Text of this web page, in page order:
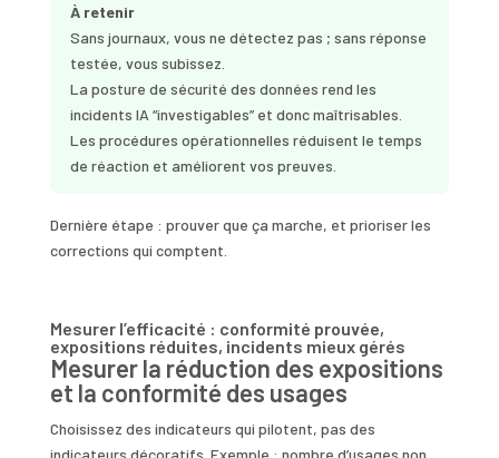
À retenir
Sans journaux, vous ne détectez pas ; sans réponse
testée, vous subissez.
La posture de sécurité des données rend les
incidents IA “investigables” et donc maîtrisables.
Les procédures opérationnelles réduisent le temps
de réaction et améliorent vos preuves.
Dernière étape : prouver que ça marche, et prioriser les
corrections qui comptent.
Mesurer l’efficacité : conformité prouvée,
expositions réduites, incidents mieux gérés
Mesurer la réduction des expositions
et la conformité des usages
Choisissez des indicateurs qui pilotent, pas des
indicateurs décoratifs. Exemple : nombre d’usages non